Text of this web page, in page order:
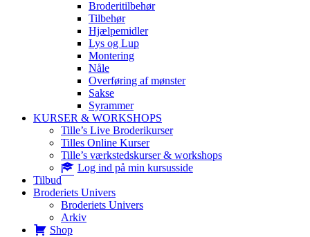
Broderitilbehør
Tilbehør
Hjælpemidler
Lys og Lup
Montering
Nåle
Overføring af mønster
Sakse
Syrammer
KURSER & WORKSHOPS
Tille’s Live Broderikurser
Tilles Online Kurser
Tille’s værkstedskurser & workshops
Log ind på min kursusside
Tilbud
Broderiets Univers
Broderiets Univers
Arkiv
Shop